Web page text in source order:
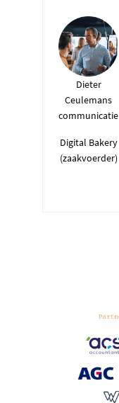
Dieter
Ceulemans
communicatie
Digital Bakery
(zaakvoerder)